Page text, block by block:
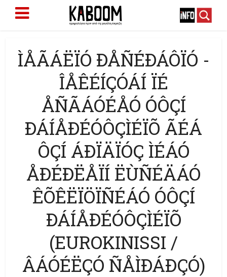
ÌÅÃÁËÏÓ ÐÅÑÉÐÁÔÏÓ -
ÎÅÊÉÍÇÓÁÍ ÏÉ
ÅÑÃÁÓÉÅÓ ÓÔÇÍ
ÐÁÍÅÐÉÓÔÇÌÉÏÕ ÃÉÁ
ÔÇÍ ÁÐÏÄÏÓÇ ÌÉÁÓ
ÅÐÉÐËÅÏÍ ËÙÑÉÄÁÓ
ÊÕÊËÏÖÏÑÉÁÓ ÓÔÇÍ
ÐÁÍÅÐÉÓÔÇÌÉÏÕ
(EUROKINISSI /
ÂÁÓÉËÇÓ ÑÅÌÐÁÐÇÓ)